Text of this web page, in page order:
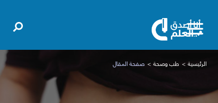
الرئيسية طب وصحة صفحة المقال